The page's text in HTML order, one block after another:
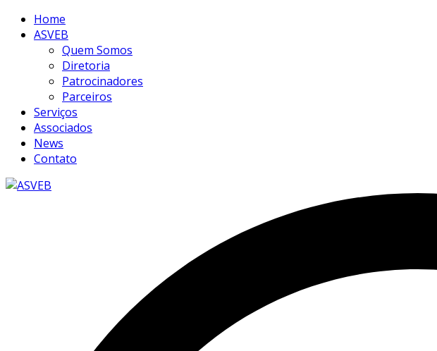
Home
ASVEB
Quem Somos
Diretoria
Patrocinadores
Parceiros
Serviços
Associados
News
Contato